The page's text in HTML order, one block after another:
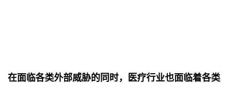
在面临各类外部威胁的同时，医疗行业也面临着各类